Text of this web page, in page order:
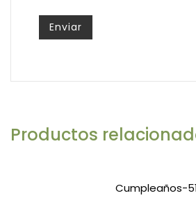
Productos
Cumpleaños-